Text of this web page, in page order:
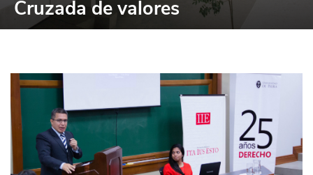
Cruzada de valores